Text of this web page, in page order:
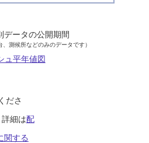
データの公開期間
、測候所などのみのデータです）
ュ平年値図
ださ
細は配
関する